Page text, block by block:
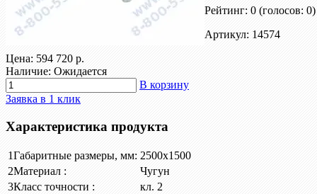
Рейтинг: 0 (голосов: 0)
Артикул: 14574
Цена: 594 720 р.
Наличие: Ожидается
В корзину
Заявка в 1 клик
Характеристика продукта
1Габаритные размеры, мм: 2500х1500
2Материал :
Чугун
3Класс точности : кл. 2